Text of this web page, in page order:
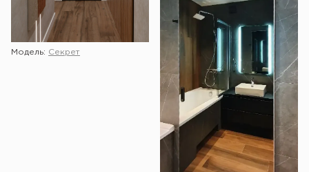
Модель: Секрет